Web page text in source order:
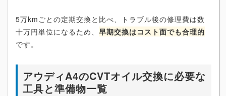
5万kmごとの定期交換と比べ、トラブル後の修理費は数
十万円単位になるため、 早期交換はコスト面でも合理的
です。
アウディA4のCVTオイル交換に必要な
工具と準備物一覧